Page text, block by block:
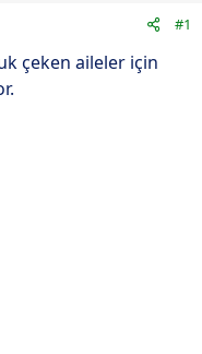
#1
çeken aileler için